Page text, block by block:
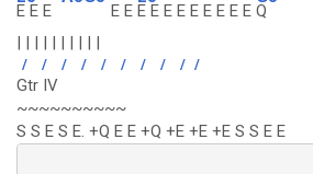
E E E E E E E E E E E E E E Q
| | | | | | | | | |
/ / / / / / / / / /
Gtr IV
~~~~~~~~~~
S S E S E. +Q E E +Q +E +E +E S S E E